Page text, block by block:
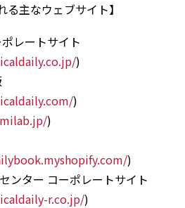
る主なウェブサイト】
レートサイト
)
)
)
)
ンター コーポレートサイト
r.co.jp/)